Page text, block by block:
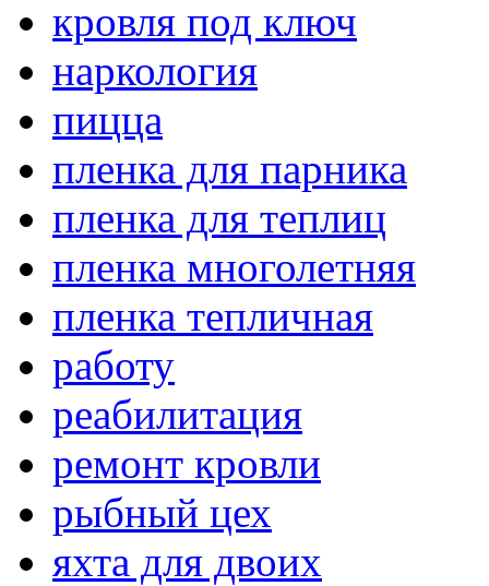
кровля под ключ
наркология
пицца
пленка для парника
пленка для теплиц
пленка многолетняя
пленка тепличная
работу
реабилитация
ремонт кровли
рыбный цех
яхта для двоих